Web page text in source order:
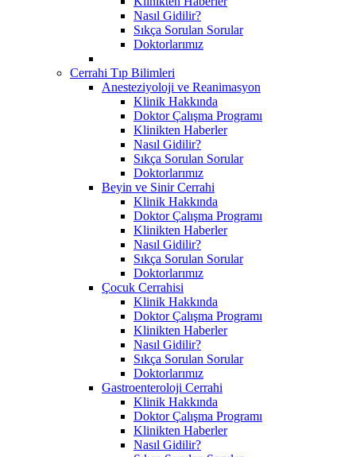
Nasıl Gidilir?
Sıkça Sorulan Sorular
Doktorlarımız
Cerrahi Tıp Bilimleri
Anesteziyoloji ve Reanimasyon
Klinik Hakkında
Doktor Çalışma Programı
Klinikten Haberler
Nasıl Gidilir?
Sıkça Sorulan Sorular
Doktorlarımız
Beyin ve Sinir Cerrahi
Klinik Hakkında
Doktor Çalışma Programı
Klinikten Haberler
Nasıl Gidilir?
Sıkça Sorulan Sorular
Doktorlarımız
Çocuk Cerrahisi
Klinik Hakkında
Doktor Çalışma Programı
Klinikten Haberler
Nasıl Gidilir?
Sıkça Sorulan Sorular
Doktorlarımız
Gastroenteroloji Cerrahi
Klinik Hakkında
Doktor Çalışma Programı
Klinikten Haberler
Nasıl Gidilir?